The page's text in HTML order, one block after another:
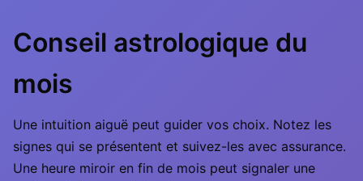
Conseil astrologique du
mois
Une intuition aiguë peut guider vos choix. Notez les
signes qui se présentent et suivez-les avec assurance.
Une heure miroir en fin de mois peut signaler une